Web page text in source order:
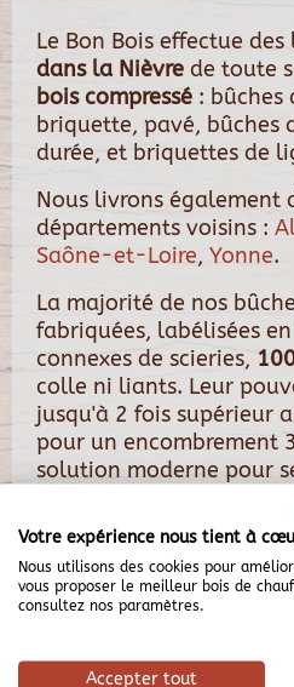
Le Bon Bois effectue
dans la Nièvre de toute
bois compressé : bûches
briquette, pavé, bûches
durée, et briquettes de
Nous livrons également
départements voisins :
Saône-et-Loire, Yonne.
La majorité de nos
fabriquées, labélisées
connexes de scieries,
colle ni liants. Leur
jusqu'à 2 fois supérieur
pour un encombrement
solution moderne pour
58300-Decize
58400-La Charité-
58600-Garchizy
Votre expérience nous tient à
Nous utilisons des cookies pour
vous proposer le meilleur bois de
consultez nos paramètres.
Accepter tout